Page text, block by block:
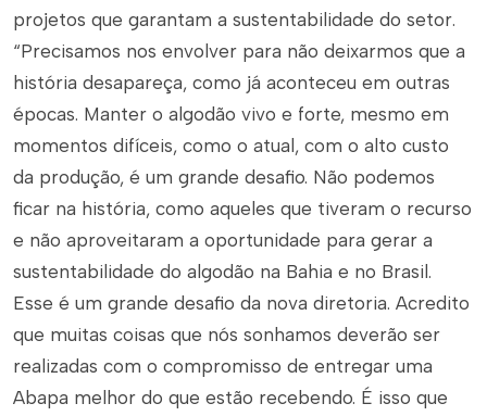
projetos que garantam a sustentabilidade do setor.
“Precisamos nos envolver para não deixarmos que a
história desapareça, como já aconteceu em outras
épocas. Manter o algodão vivo e forte, mesmo em
momentos difíceis, como o atual, com o alto custo
da produção, é um grande desafio. Não podemos
ficar na história, como aqueles que tiveram o recurso
e não aproveitaram a oportunidade para gerar a
sustentabilidade do algodão na Bahia e no Brasil.
Esse é um grande desafio da nova diretoria. Acredito
que muitas coisas que nós sonhamos deverão ser
realizadas com o compromisso de entregar uma
Abapa melhor do que estão recebendo. É isso que